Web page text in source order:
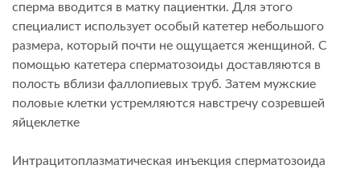
сперма вводится в матку пациентки. Для этого
специалист использует особый катетер небольшого
размера, который почти не ощущается женщиной. С
помощью катетера сперматозоиды доставляются в
полость вблизи фаллопиевых труб. Затем мужские
половые клетки устремляются навстречу созревшей
яйцеклетке
Интрацитоплазматическая инъекция сперматозоида